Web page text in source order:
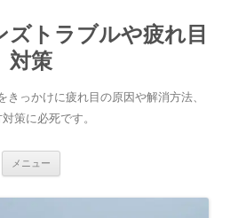
ズトラブルや疲れ目
対策
きっかけに疲れ目の原因や解消方法、
策に必死です。
メニュー